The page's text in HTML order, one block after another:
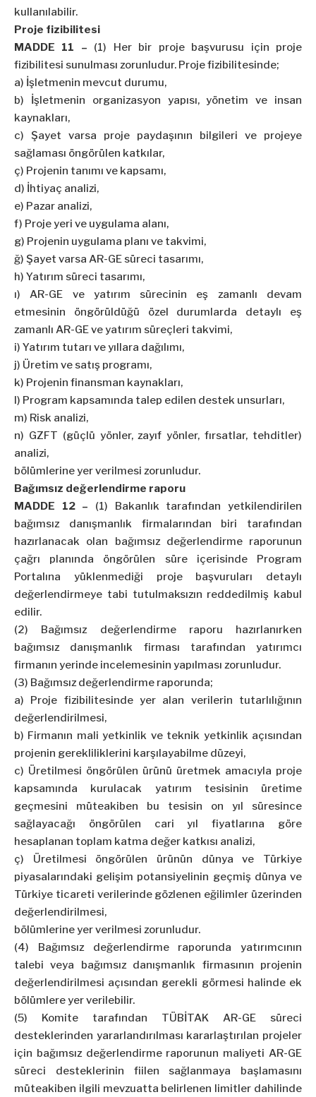
kullanılabilir.
Proje fizibilitesi
MADDE 11 – (1) Her bir proje başvurusu için proje
fizibilitesi sunulması zorunludur. Proje fizibilitesinde;
a) İşletmenin mevcut durumu,
b) İşletmenin organizasyon yapısı, yönetim ve insan
kaynakları,
c) Şayet varsa proje paydaşının bilgileri ve projeye
sağlaması öngörülen katkılar,
ç) Projenin tanımı ve kapsamı,
d) İhtiyaç analizi,
e) Pazar analizi,
f) Proje yeri ve uygulama alanı,
g) Projenin uygulama planı ve takvimi,
ğ) Şayet varsa AR-GE süreci tasarımı,
h) Yatırım süreci tasarımı,
ı) AR-GE ve yatırım sürecinin eş zamanlı devam
etmesinin öngörüldüğü özel durumlarda detaylı eş
zamanlı AR-GE ve yatırım süreçleri takvimi,
i) Yatırım tutarı ve yıllara dağılımı,
j) Üretim ve satış programı,
k) Projenin finansman kaynakları,
l) Program kapsamında talep edilen destek unsurları,
m) Risk analizi,
n) GZFT (güçlü yönler, zayıf yönler, fırsatlar, tehditler)
analizi,
bölümlerine yer verilmesi zorunludur.
Bağımsız değerlendirme raporu
MADDE 12 – (1) Bakanlık tarafından yetkilendirilen
bağımsız danışmanlık firmalarından biri tarafından
hazırlanacak olan bağımsız değerlendirme raporunun
çağrı planında öngörülen süre içerisinde Program
Portalına yüklenmediği proje başvuruları detaylı
değerlendirmeye tabi tutulmaksızın reddedilmiş kabul
edilir.
(2) Bağımsız değerlendirme raporu hazırlanırken
bağımsız danışmanlık firması tarafından yatırımcı
firmanın yerinde incelemesinin yapılması zorunludur.
(3) Bağımsız değerlendirme raporunda;
a) Proje fizibilitesinde yer alan verilerin tutarlılığının
değerlendirilmesi,
b) Firmanın mali yetkinlik ve teknik yetkinlik açısından
projenin gerekliliklerini karşılayabilme düzeyi,
c) Üretilmesi öngörülen ürünü üretmek amacıyla proje
kapsamında kurulacak yatırım tesisinin üretime
geçmesini müteakiben bu tesisin on yıl süresince
sağlayacağı öngörülen cari yıl fiyatlarına göre
hesaplanan toplam katma değer katkısı analizi,
ç) Üretilmesi öngörülen ürünün dünya ve Türkiye
piyasalarındaki gelişim potansiyelinin geçmiş dünya ve
Türkiye ticareti verilerinde gözlenen eğilimler üzerinden
değerlendirilmesi,
bölümlerine yer verilmesi zorunludur.
(4) Bağımsız değerlendirme raporunda yatırımcının
talebi veya bağımsız danışmanlık firmasının projenin
değerlendirilmesi açısından gerekli görmesi halinde ek
bölümlere yer verilebilir.
(5) Komite tarafından TÜBİTAK AR-GE süreci
desteklerinden yararlandırılması kararlaştırılan projeler
için bağımsız değerlendirme raporunun maliyeti AR-GE
süreci desteklerinin fiilen sağlanmaya başlamasını
müteakiben ilgili mevzuatta belirlenen limitler dahilinde